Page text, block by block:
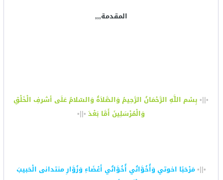
المقدمة,,,
•||• بِسْم اللَّهِ الرَّحْمَانُ الرَّحِيمُ وَالصَّلاَةُ وَالسّلامُ عَلَى أشرفِ الْخَلْقِ
وَالْمُرْسَلِينَ أَمَّا بَعْدَ •||•
•||•مَرْحَبًا اخوتي وَأُخُوَّاتُي أُخُوَّاتُي أَعْضَاءِ وَزُوَّارِ منتدانى الْحَبيبَ